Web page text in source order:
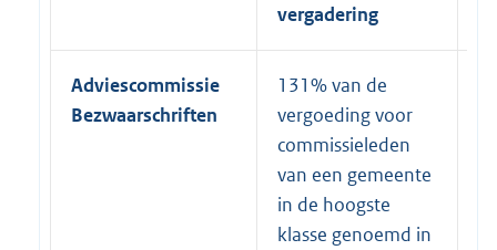
vergadering
Adviescommissie
Bezwaarschriften
131% van de
vergoeding voor
commissieleden
van een gemeente
in de hoogste
klasse genoemd in